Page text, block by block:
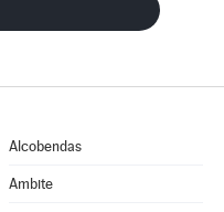
Alcobendas
Ambite